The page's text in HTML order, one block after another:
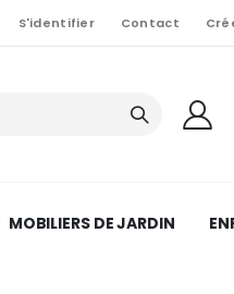
S'identifier Contact
MOBILIERS DE JARDIN